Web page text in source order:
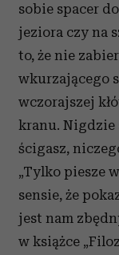
sobie spacer
jeziora czy na
to, że nie
wkurzającego
wczorajszej
kranu. Nigdzie
ścigasz,
„Tylko piesze
sensie, że
jest nam
w książce